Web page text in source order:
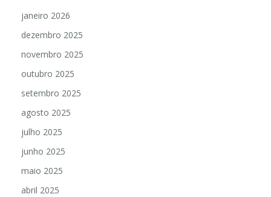
janeiro 2026
dezembro 2025
novembro 2025
outubro 2025
setembro 2025
agosto 2025
julho 2025
junho 2025
maio 2025
abril 2025